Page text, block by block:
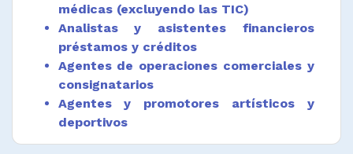
Crear órdenes de compras, procesar compras
y monitorear trazabilidad de pedidos según
procedimientos.
Establecer y mantener contacto, en calidad
de intermediarios, entre compradores y
vendedores de productos básicos y otros
bienes.
médicas (excluyendo las TIC)
Analistas y asistentes financieros
préstamos y créditos
Agentes de operaciones comerciales y
consignatarios
Agentes y promotores artísticos y
deportivos
Auxiliares de compras e inventarios